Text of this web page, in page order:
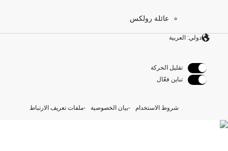
عائلة رولكس
دولي: العربية
تقليل الحركة
تباين فعّال
شروط الاستخدام بيان الخصوصية ملفات تعريف الارتباط